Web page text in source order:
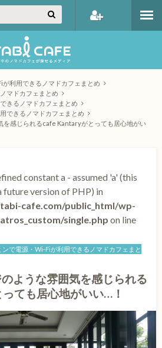
が利用できるノマドカフェまとめ
マドカフェまとめ
きるノマドカフェまとめ
できるノマドカフェまとめ
を感じられるcafe Kantaryがとっても居心地がい
constant a - assumed 'a' (this
future version of PHP) in
cafe.com/public_html/wp-
single.php on line
ンで電源・Wi-Fiが利用できるノマドカフェまと
ような雰囲気を感じられる
ても居心地がいい…！